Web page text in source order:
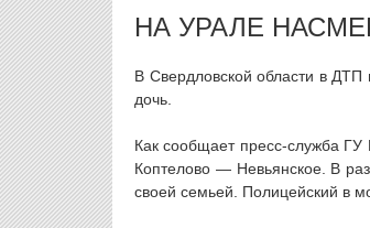
НА УРАЛЕ
В Свердловской области в ДТП
дочь.
Как сообщает пресс-служба
Коптелово — Невьянское. В
своей семьей. Полицейский в